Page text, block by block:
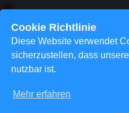
Cookie Richtlinie
Diese Website verwendet
sicherzustellen, dass
nutzbar ist.
Mehr erfahren